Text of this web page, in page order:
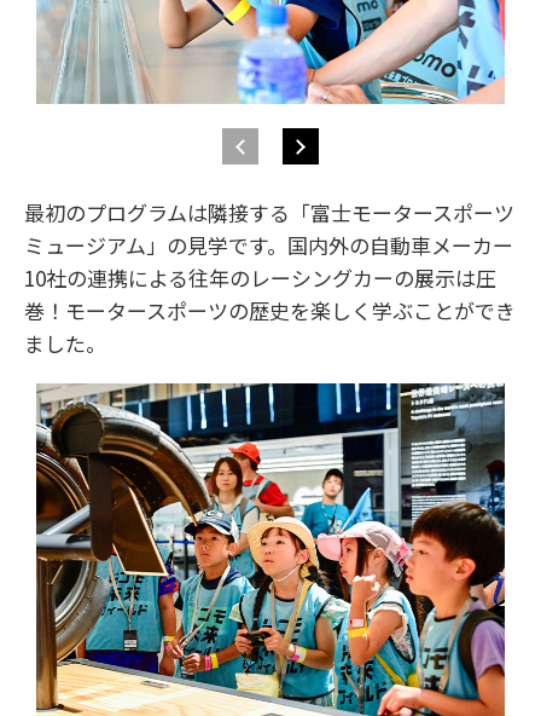
最初のプログラムは隣接する「富士モータースポーツ
ミュージアム」の見学です。国内外の自動車メーカー
10社の連携による往年のレーシングカーの展示は圧
巻！モータースポーツの歴史を楽しく学ぶことができ
ました。